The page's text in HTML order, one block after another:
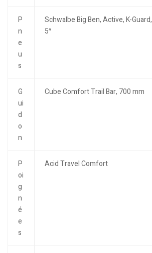
P
n
e
u
s
Schwalbe Big Ben, Active, K-
5″
G
ui
d
o
n
Cube Comfort Trail Bar, 700 mm
P
oi
g
n
é
e
s
Acid Travel Comfort